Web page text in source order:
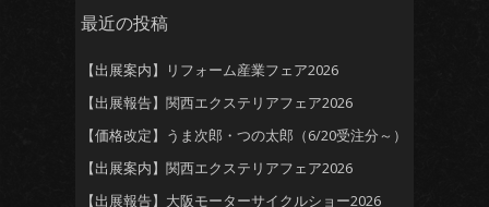
最近の投稿
【出展案内】リフォーム産業フェア2026
【出展報告】関西エクステリアフェア2026
【価格改定】うま次郎・つの太郎（6/20受注分～）
【出展案内】関西エクステリアフェア2026
【出展報告】大阪モーターサイクルショー2026